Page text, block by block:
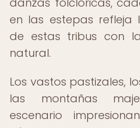
en las estepas refleja
de estas tribus con
natural.
Los vastos pastizales,
las montañas
escenario